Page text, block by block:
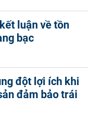
luận về tồn
bạc
đột lợi ích khi
đảm bảo trái